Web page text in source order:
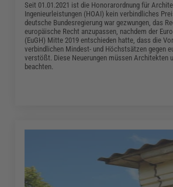
Seit 01.01.2021 ist die Honorarordnung für
Ingenieurleistungen (HOAI) kein verbindliches
deutsche Bundesregierung war gezwungen, das
europäische Recht anzupassen, nachdem der
(EuGH) Mitte 2019 entschieden hatte, dass die
verbindlichen Mindest- und Höchstsätzen gegen
verstößt. Diese Neuerungen müssen Architekten
beachten.